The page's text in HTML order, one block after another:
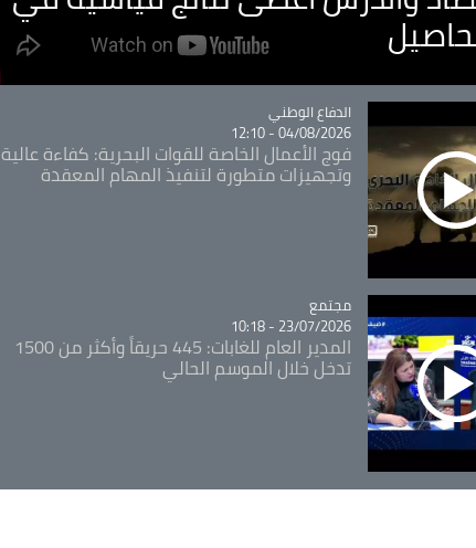
Catégorie
الدفاع الوطني
04/08/2026 - 12:10
فوج الأعمال الخاصة للقوات البحرية: كفاءة عالية
وتجهيزات متطورة لتنفيذ المهام المعقدة
Catégorie
مجتمع
23/07/2026 - 10:18
المدير العام للغابات: 445 حريقاً وأكثر من 1500
تدخل خلال الموسم الحالي